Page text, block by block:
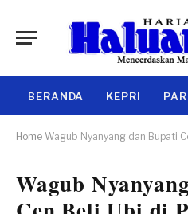
BERANDA KEPRI
Home Wagub Nyanyang dan Bupati Cen Beli Ubi di
Wagub